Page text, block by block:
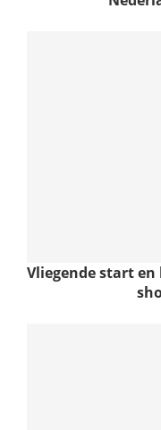
Vliegende start